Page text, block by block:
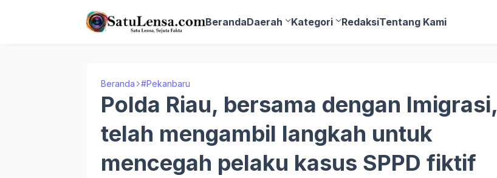
BerandaDaerah Kategori RedaksiTentang Kami
Beranda #Pekanbaru
Polda Riau, bersama dengan Imigrasi,
telah mengambil langkah untuk
mencegah pelaku kasus SPPD fiktif